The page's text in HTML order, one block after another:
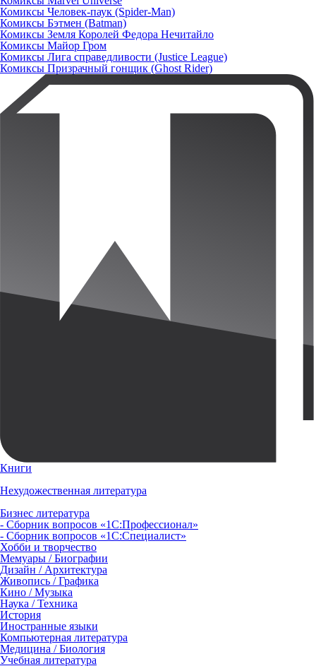
Комиксы Человек-паук (Spider-Man)
Комиксы Бэтмен (Batman)
Комиксы Земля Королей Федора Нечитайло
Комиксы Майор Гром
Комиксы Лига справедливости (Justice League)
Комиксы Призрачный гонщик (Ghost Rider)
Книги
Нехудожественная литература
Бизнес литература
- Сборник вопросов «1С:Профессионал»
- Сборник вопросов «1С:Специалист»
Хобби и творчество
Мемуары / Биографии
Дизайн / Архитектура
Живопись / Графика
Кино / Музыка
Наука / Техника
История
Иностранные языки
Компьютерная литература
Медицина / Биология
Учебная литература